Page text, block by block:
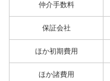
仲介手数料
保証会社
ほか初期費用
ほか諸費用